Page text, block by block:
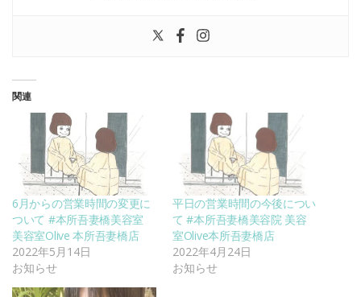
関連
6月からの営業時間の変更に
ついて #本所吾妻橋美容室
美容室Olive 本所吾妻橋店
2022年5月14日
お知らせ
平日の営業時間の今後につい
て #本所吾妻橋美容院 美容
室Olive本所吾妻橋店
2022年4月24日
お知らせ